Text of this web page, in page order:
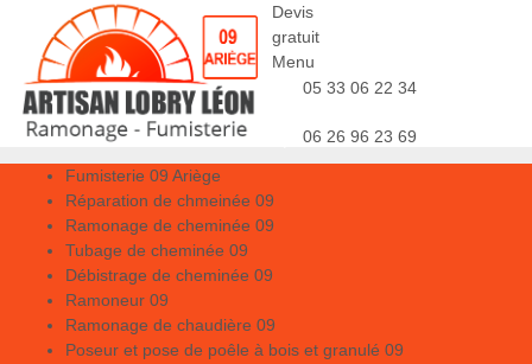
Devis
gratuit
Menu
05 33 06 22 34
06 26 96 23 69
Fumisterie 09 Ariège
Réparation de chmeinée 09
Ramonage de cheminée 09
Tubage de cheminée 09
Débistrage de cheminée 09
Ramoneur 09
Ramonage de chaudière 09
Poseur et pose de poêle à bois et granulé 09